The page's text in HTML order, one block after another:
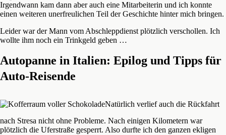
Irgendwann kam dann aber auch eine Mitarbeiterin und ich konnte
einen weiteren unerfreulichen Teil der Geschichte hinter mich bringen.
Leider war der Mann vom Abschleppdienst plötzlich verschollen. Ich
wollte ihm noch ein Trinkgeld geben …
Autopanne in Italien: Epilog und Tipps für
Auto-Reisende
Natürlich verlief auch die Rückfahrt
nach Stresa nicht ohne Probleme. Nach einigen Kilometern war
plötzlich die Uferstraße gesperrt. Also durfte ich den ganzen ekligen